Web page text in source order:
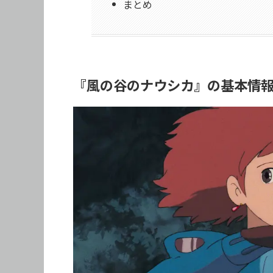
まとめ
『風の谷のナウシカ』の基本情